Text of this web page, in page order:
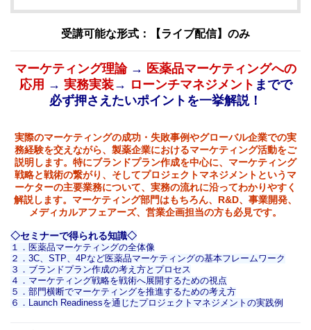
受講可能な形式：【ライブ配信】のみ
マーケティング理論→ 医薬品マーケティングへの
応用 → 実務実装→ ローンチマネジメント までで
必ず押さえたいポイントを一挙解説！
実際のマーケティングの成功・失敗事例やグローバル企業での実
務経験を交えながら、製薬企業におけるマーケティング活動をご
説明します。特にブランドプラン作成を中心に、マーケティング
戦略と戦術の繋がり、そしてプロジェクトマネジメントというマ
ーケターの主要業務について、実務の流れに沿ってわかりやすく
解説します。マーケティング部門はもちろん、R&D、事業開発、
メディカルアフェアーズ、営業企画担当の方も必見です。
◇セミナーで得られる知識◇
１．医薬品マーケティングの全体像
２．3C、STP、4Pなど医薬品マーケティングの基本フレームワーク
３．ブランドプラン作成の考え方とプロセス
４．マーケティング戦略を戦術へ展開するための視点
５．部門横断でマーケティングを推進するための考え方
６．Launch Readinessを通じたプロジェクトマネジメントの実践例